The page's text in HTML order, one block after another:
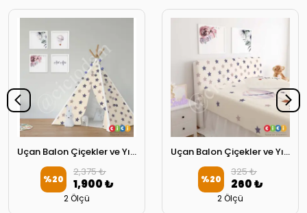
Uçan Balon Çiçekler ve Yıldızlar Oyun Çadırı
%20
2,375 ₺
1,900 ₺
2 Ölçü
Uçan Balon Çiçekler ve Yıldızlar Başlık Kılıfı
%20
325 ₺
260 ₺
2 Ölçü